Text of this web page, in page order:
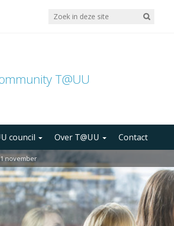
T@UU
council Over T@UU Contact
november